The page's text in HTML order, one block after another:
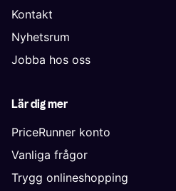
Kontakt
Nyhetsrum
Jobba hos oss
Lär dig mer
PriceRunner konto
Vanliga frågor
Trygg onlineshopping